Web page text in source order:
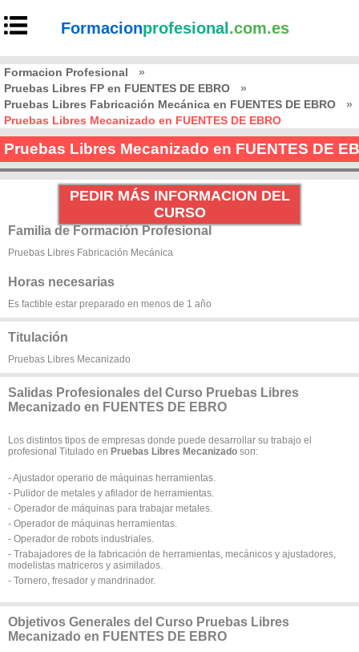
Formacionprofesional .com.es
Formacion Profesional
»
Pruebas Libres FP en FUENTES DE EBRO
»
Pruebas Libres Fabricación Mecánica en FUENTES DE EBRO
»
Pruebas Libres Mecanizado en FUENTES DE EBRO
Pruebas Libres Mecanizado en FUENTES DE
PEDIR MÁS INFORMACION DEL
CURSO
Familia de Formación Profesional
Pruebas Libres Fabricación Mecánica
Horas necesarias
Es factible estar preparado en menos de 1 año
Titulación
Pruebas Libres Mecanizado
Salidas Profesionales del Curso Pruebas Libres
Mecanizado en FUENTES DE EBRO
Los distintos tipos de empresas donde puede desarrollar su trabajo el
profesional Titulado en Pruebas Libres Mecanizado son:
- Ajustador operario de máquinas herramientas.
- Pulidor de metales y afilador de herramientas.
- Operador de máquinas para trabajar metales.
- Operador de máquinas herramientas.
- Operador de robots industriales.
- Trabajadores de la fabricación de herramientas, mecánicos y ajustadores,
modelistas matriceros y asimilados.
- Tornero, fresador y mandrinador.
Objetivos Generales del Curso Pruebas Libres
Mecanizado en FUENTES DE EBRO